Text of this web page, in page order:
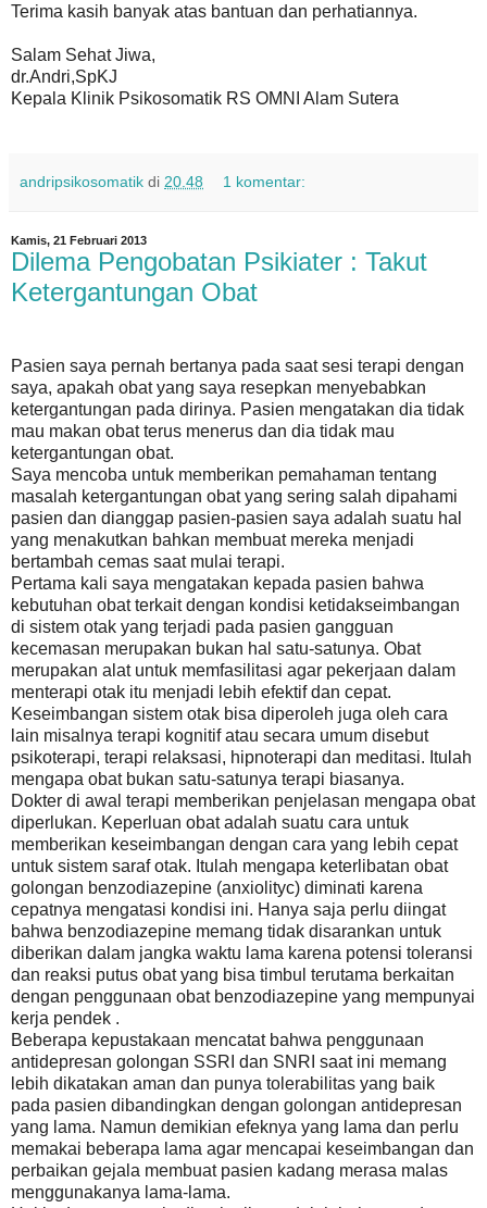
Terima kasih banyak atas bantuan dan perhatiannya.
Salam Sehat Jiwa,
dr.Andri,SpKJ
Kepala Klinik Psikosomatik RS OMNI Alam Sutera
andripsikosomatik di 20.48 1 komentar:
Kamis, 21 Februari 2013
Dilema Pengobatan Psikiater : Takut
Ketergantungan Obat
Pasien saya pernah bertanya pada saat sesi terapi dengan
saya, apakah obat yang saya resepkan menyebabkan
ketergantungan pada dirinya. Pasien mengatakan dia tidak
mau makan obat terus menerus dan dia tidak mau
ketergantungan obat.
Saya mencoba untuk memberikan pemahaman tentang
masalah ketergantungan obat yang sering salah dipahami
pasien dan dianggap pasien-pasien saya adalah suatu hal
yang menakutkan bahkan membuat mereka menjadi
bertambah cemas saat mulai terapi.
Pertama kali saya mengatakan kepada pasien bahwa
kebutuhan obat terkait dengan kondisi ketidakseimbangan
di sistem otak yang terjadi pada pasien gangguan
kecemasan merupakan bukan hal satu-satunya. Obat
merupakan alat untuk memfasilitasi agar pekerjaan dalam
menterapi otak itu menjadi lebih efektif dan cepat.
Keseimbangan sistem otak bisa diperoleh juga oleh cara
lain misalnya terapi kognitif atau secara umum disebut
psikoterapi, terapi relaksasi, hipnoterapi dan meditasi. Itulah
mengapa obat bukan satu-satunya terapi biasanya.
Dokter di awal terapi memberikan penjelasan mengapa obat
diperlukan. Keperluan obat adalah suatu cara untuk
memberikan keseimbangan dengan cara yang lebih cepat
untuk sistem saraf otak. Itulah mengapa keterlibatan obat
golongan benzodiazepine (anxiolityc) diminati karena
cepatnya mengatasi kondisi ini. Hanya saja perlu diingat
bahwa benzodiazepine memang tidak disarankan untuk
diberikan dalam jangka waktu lama karena potensi toleransi
dan reaksi putus obat yang bisa timbul terutama berkaitan
dengan penggunaan obat benzodiazepine yang mempunyai
kerja pendek .
Beberapa kepustakaan mencatat bahwa penggunaan
antidepresan golongan SSRI dan SNRI saat ini memang
lebih dikatakan aman dan punya tolerabilitas yang baik
pada pasien dibandingkan dengan golongan antidepresan
yang lama. Namun demikian efeknya yang lama dan perlu
memakai beberapa lama agar mencapai keseimbangan dan
perbaikan gejala membuat pasien kadang merasa malas
menggunakanya lama-lama.